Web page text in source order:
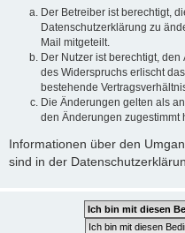
Der Betreiber ist berechtigt,
Datenschutzerklärung zu
Mail mitgeteilt.
Der Nutzer ist berechtigt,
des Widerspruchs erlischt
bestehende
Die Änderungen gelten als
den Änderungen zugestimmt
Informationen über den
sind in der